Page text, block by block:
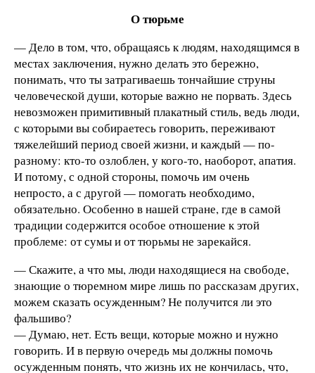
О тюрьме
— Дело в том, что, обращаясь к людям, находящимся в
местах заключения, нужно делать это бережно,
понимать, что ты затрагиваешь тончайшие струны
человеческой души, которые важно не порвать. Здесь
невозможен примитивный плакатный стиль, ведь люди,
с которыми вы собираетесь говорить, переживают
тяжелейший период своей жизни, и каждый — по-
разному: кто-то озлоблен, у кого-то, наоборот, апатия.
И потому, с одной стороны, помочь им очень
непросто, а с другой — помогать необходимо,
обязательно. Особенно в нашей стране, где в самой
традиции содержится особое отношение к этой
проблеме: от сумы и от тюрьмы не зарекайся.
— Скажите, а что мы, люди находящиеся на свободе,
знающие о тюремном мире лишь по рассказам других,
можем сказать осужденным? Не получится ли это
фальшиво?
— Думаю, нет. Есть вещи, которые можно и нужно
говорить. И в первую очередь мы должны помочь
осужденным понять, что жизнь их не кончилась, что,